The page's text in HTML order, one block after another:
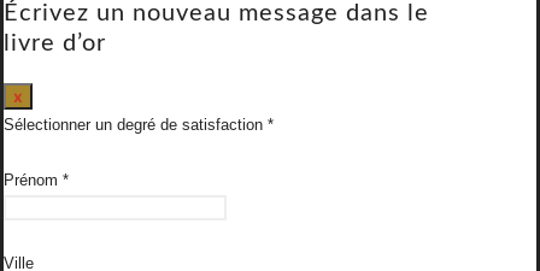
Écrivez un nouveau message dans le
livre d’or
x
ce
formulaire.
Sélectionner un degré de satisfaction
Prénom *
Ville